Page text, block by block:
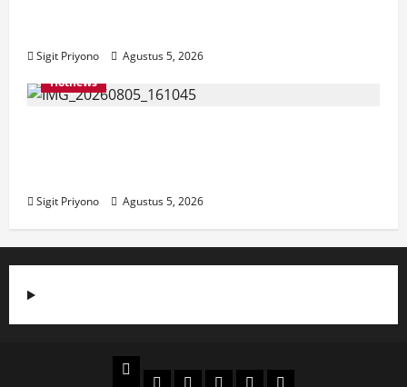
Sigit Priyono
Agustus 5, 2026
Hotnews
Sigit Priyono Agustus 5, 2026
Beranda
PolitikOtomotifEkonomiSosialtentang